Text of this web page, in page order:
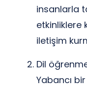
insanlarla
etkinliklere
iletişim
Dil
Yabancı